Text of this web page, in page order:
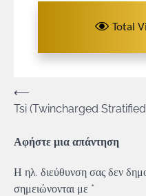
Total
Πλοήγηση
άρθρων
⟵
Tsi (Twincharged
Αφήστε μια απάντηση
Η ηλ. διεύθυνση σας δεν
σημειώνονται με *